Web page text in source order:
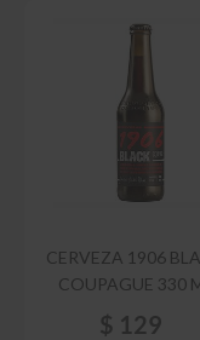
CERVEZA 1906
COUPAGUE 330
$ 129